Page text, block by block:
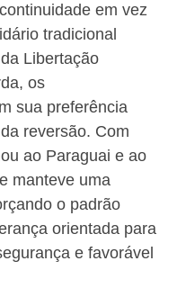
em vez
tradicional
Libertação
os
sua preferência
reversão. Com
ao Paraguai e ao
manteve uma
o padrão
orientada para
e favorável